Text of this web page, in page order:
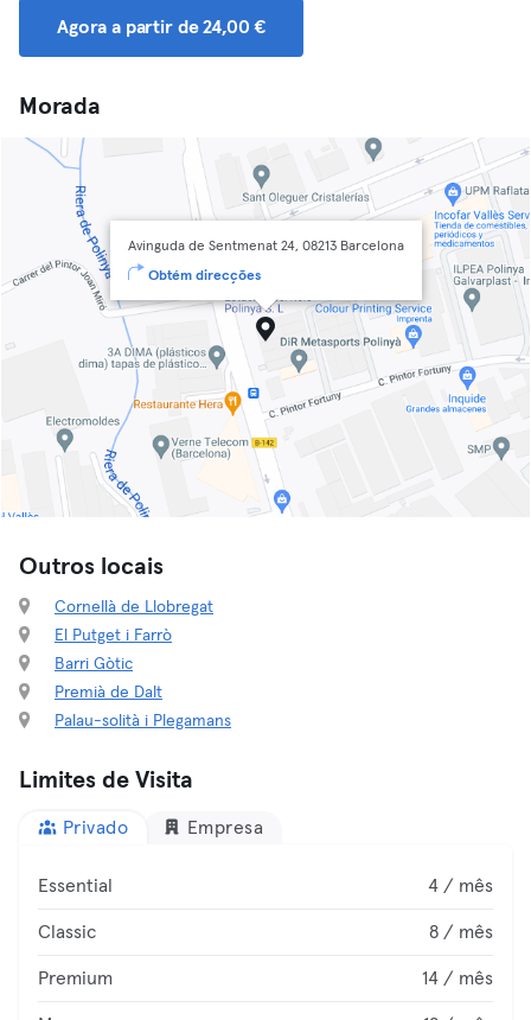
Agora a partir de 24,00 €
Morada
Avinguda de Sentmenat 24, 08213 Barcelona
Obtém direcções
Outros locais
Cornellà de Llobregat
El Putget i Farrò
Barri Gòtic
Premià de Dalt
Palau-solità i Plegamans
Limites de Visita
Privado Empresa
Essential 4 / mês
Classic 8 / mês
Premium 14 / mês